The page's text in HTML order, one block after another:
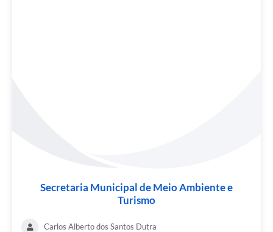
Secretaria Municipal de Meio Ambiente e
Turismo
Carlos Alberto dos Santos Dutra